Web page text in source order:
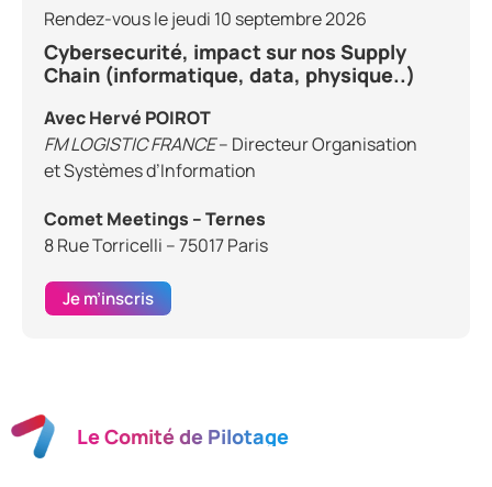
Rendez-vous le jeudi 10 septembre 2026
Cybersecurité, impact sur nos Supply
Chain (informatique, data, physique..)
Avec Hervé POIROT
FM LOGISTIC FRANCE– Directeur Organisation
et Systèmes d’Information
Comet Meetings – Ternes
8 Rue Torricelli – 75017 Paris
Je m’inscris
Le Comité de Pilotage